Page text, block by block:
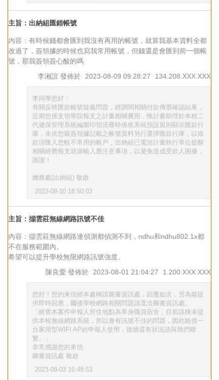
主旨：出納組匯錯帳號
內容：有時候錢都會匯到我沒有再用的帳號，就算我基本資料全都
改過了，簽領據的時候也寫我常用帳號，但錢還是會匯到前一個帳
號，那我簽領簽心酸的嗎
李湘誼 發佈於 2023-08-09 09:28:27 134.208.XXX.XXX
李同學您好：
有關反映匯款帳號疑義問題，經調閱相關付款傳票確認結果，
近期您係支領學院報支之計畫相關費用，惟計畫助理於本校二
代健保管理系統編製印領清冊時係依系統預設規則顯示匯款行
庫，未依您親簽領據記載之帳號資料另行選擇匯款行庫，以致
款項匯入您較不常用的帳戶，出納組已電洽計畫執行單位提醒
相關經費報支就源輸入應注意事項，以避免造成受款人困擾，
謝謝！
總務處(出納組) 敬啟
2023-08-10 18:50:03
主旨：擷雲莊無線網路訊號不佳
內容：擷雲莊無線網路連偵測都偵測不到，ndhu和ndhu802.1x都
不在服務範圍內。
希望可以提升學校無限網路訊號強度。
陳良愛 發佈於 2023-08-01 21:04:27 1.200.XXX.XXX
您好！您的來信經本處轉請圖書資訊處，回覆如次，另為能提
供即時回應，爾後學校網路相關問題請逕洽圖書資訊處。
「經查本案件申報人所住地點為單身職員宿舍，目前該棟未提
供本校無線網路系統，所以會有訊號不佳的問題，因此租借一
台家用型WIFI AP給申報人使用，後續還有狀況請與我們聯
繫。」
非常感謝您的來信
圖書資訊處 敬啟
2023-08-03 16:48:53